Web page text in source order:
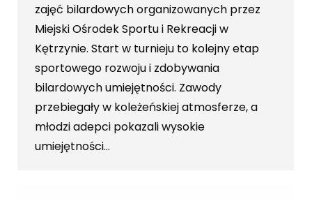
zajęć bilardowych organizowanych przez
Miejski Ośrodek Sportu i Rekreacji w
Kętrzynie. Start w turnieju to kolejny etap
sportowego rozwoju i zdobywania
bilardowych umiejętności. Zawody
przebiegały w koleżeńskiej atmosferze, a
młodzi adepci pokazali wysokie
umiejętności…